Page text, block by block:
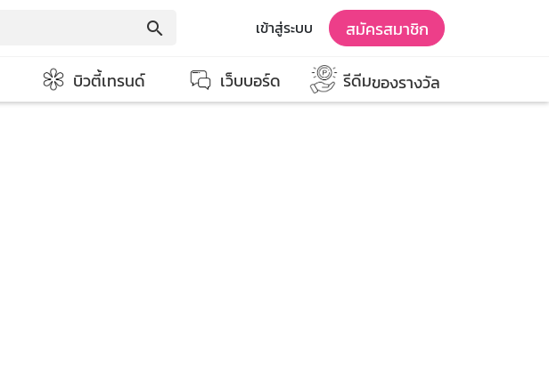
search เข้าสู่ระบบ สมัครสมาชิก
บิวตี้เทรนด์ เว็บบอร์ด รีดีมของรางวัล